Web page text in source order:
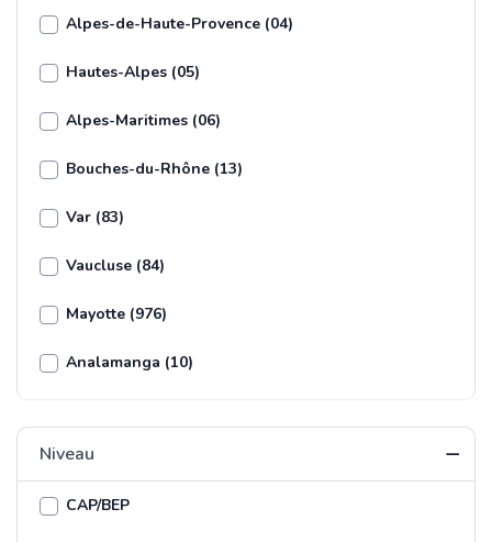
Alpes-de-Haute-Provence (04)
Hautes-Alpes (05)
Alpes-Maritimes (06)
Bouches-du-Rhône (13)
Var (83)
Vaucluse (84)
Mayotte (976)
Analamanga (10)
Niveau
CAP/BEP